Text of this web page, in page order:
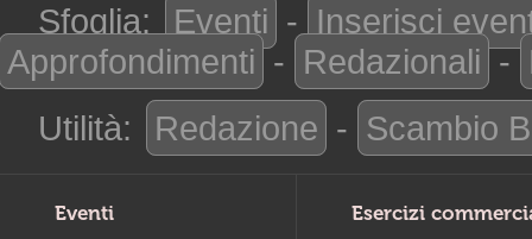
Sfoglia: Eventi - Inserisci
Approfondimenti - Redazionali -
Utilità:
Redazione - Scambio
Eventi Esercizi